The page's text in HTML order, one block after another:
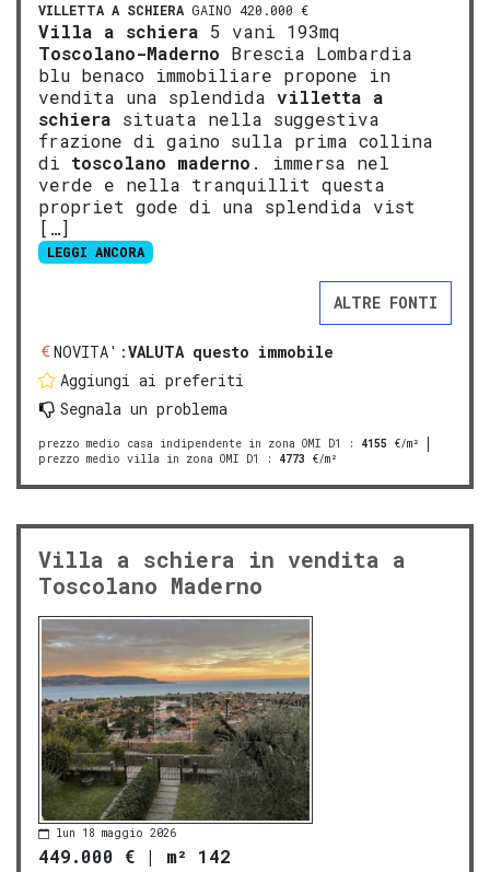
VILLETTA A SCHIERA GAINO 420.000 €
Villa a schiera 5 vani 193mq
Toscolano-Maderno Brescia Lombardia
blu benaco immobiliare propone in
vendita una splendida villetta a
schiera situata nella suggestiva
frazione di gaino sulla prima collina
di toscolano maderno . immersa nel
verde e nella tranquillit questa
propriet gode di una splendida vist
[…]
LEGGI ANCORA
ALTRE FONTI
NOVITA':VALUTA questo immobile
Aggiungi ai preferiti
Segnala un problema
prezzo medio casa indipendente in zona OMI D1 : 4155 €/m²
prezzo medio villa in zona OMI D1
: 4773 €/m²
Villa a schiera in vendita a
Toscolano Maderno
lun 18 maggio 2026
449.000 € | m² 142